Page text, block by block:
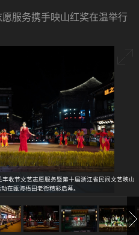
服务携手映山红奖在温举行
丰收节文艺志愿服务暨第十届浙江省民间文艺映山
在瓯海梧田老街精彩启幕。